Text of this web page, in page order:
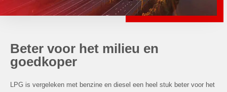
Beter voor het milieu en
goedkoper
LPG is vergeleken met benzine en diesel een heel stuk beter voor het